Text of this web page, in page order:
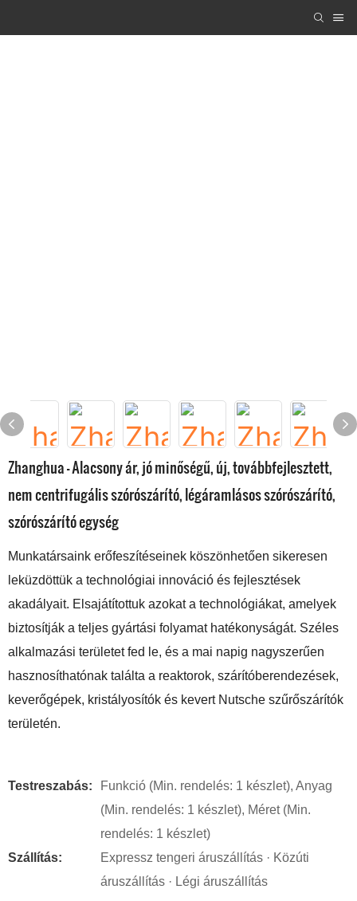
Zhanghua - Alacsony ár, jó minőségű, új, továbbfejlesztett,
nem centrifugális szórószárító, légáramlásos szórószárító,
szórószárító egység
Munkatársaink erőfeszítéseinek köszönhetően sikeresen
leküzdöttük a technológiai innováció és fejlesztések
akadályait. Elsajátítottuk azokat a technológiákat, amelyek
biztosítják a teljes gyártási folyamat hatékonyságát. Széles
alkalmazási területet fed le, és a mai napig nagyszerűen
hasznosíthatónak találta a reaktorok, szárítóberendezések,
keverőgépek, kristályosítók és kevert Nutsche szűrőszárítók
területén.
Testreszabás:
Funkció (Min. rendelés: 1 készlet), Anyag
(Min. rendelés: 1 készlet), Méret (Min.
rendelés: 1 készlet)
Szállítás:
Expressz tengeri áruszállítás · Közúti
áruszállítás · Légi áruszállítás